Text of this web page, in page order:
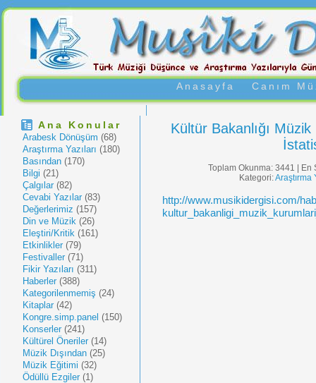
Anasayfa Canım
Ana Konular
Arabesk Dönüşüm (68)
Araştırma Yazıları (180)
Basından (170)
Bilgi (21)
Çalgılar (82)
Cevabi Yazılar (83)
Değerlerimiz (157)
Din ve Müzik (26)
Eleştiri/Kritik (161)
Etkinlikler (79)
Festivaller (71)
Fikir Yazıları (311)
Haberler (388)
Kategorilenmemiş (24)
Kitaplar (42)
Kongre.simp.panel (150)
Konserler (241)
Kültürel Öneriler (14)
Müzik Dışından (25)
Müzik Eğitimi (32)
Ödüllü Ezgiler (1)
Kültür Bakanlığı
Toplam Okunma: 3441 |
Kategori:Araştırma
http://www.musikidergisi.com/